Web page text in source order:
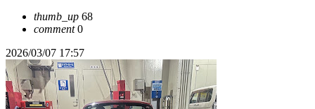
thumb_up 68
comment0
2026/03/07 17:57